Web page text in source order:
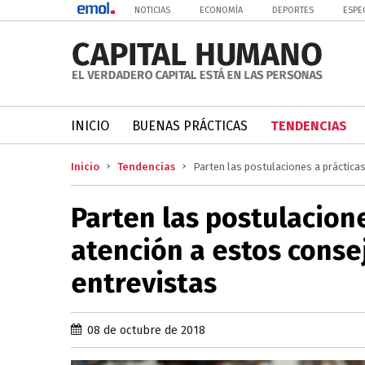
NOTICIAS ECONOMÍA DEPORTES
INICIO BUENAS PRÁCTICAS TENDENCIAS
Inicio Tendencias Parten las postulaciones a
Parten las
atención a estos
entrevistas
08 de octubre de 2018